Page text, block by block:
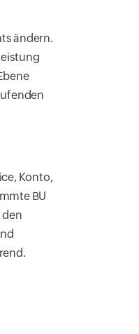
ändern.
Konto,
BU
den